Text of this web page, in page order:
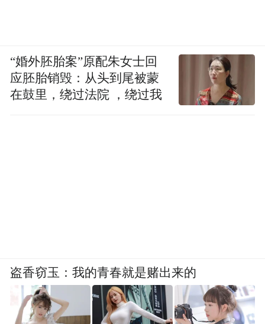
梁，让中外青年在动手实践中增进理解、互
学互鉴，进一步推动中华文脉走向世界，助
力中外文明对话与文化交融，书写跨文化交
“婚外胚胎案”原配朱女士回
应胚胎销毁：从头到尾被蒙
在鼓里，绕过法院 ，绕过我
盗香窃玉：我的青春就是赌出来的